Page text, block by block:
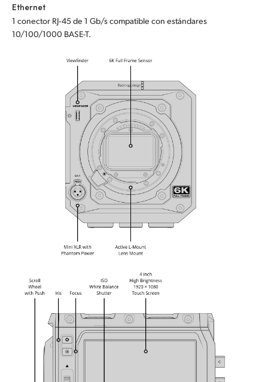
Ethernet
1 conector RJ‑45 de 1 Gb/s compatible con estándares
10/100/1000 BASE-T.